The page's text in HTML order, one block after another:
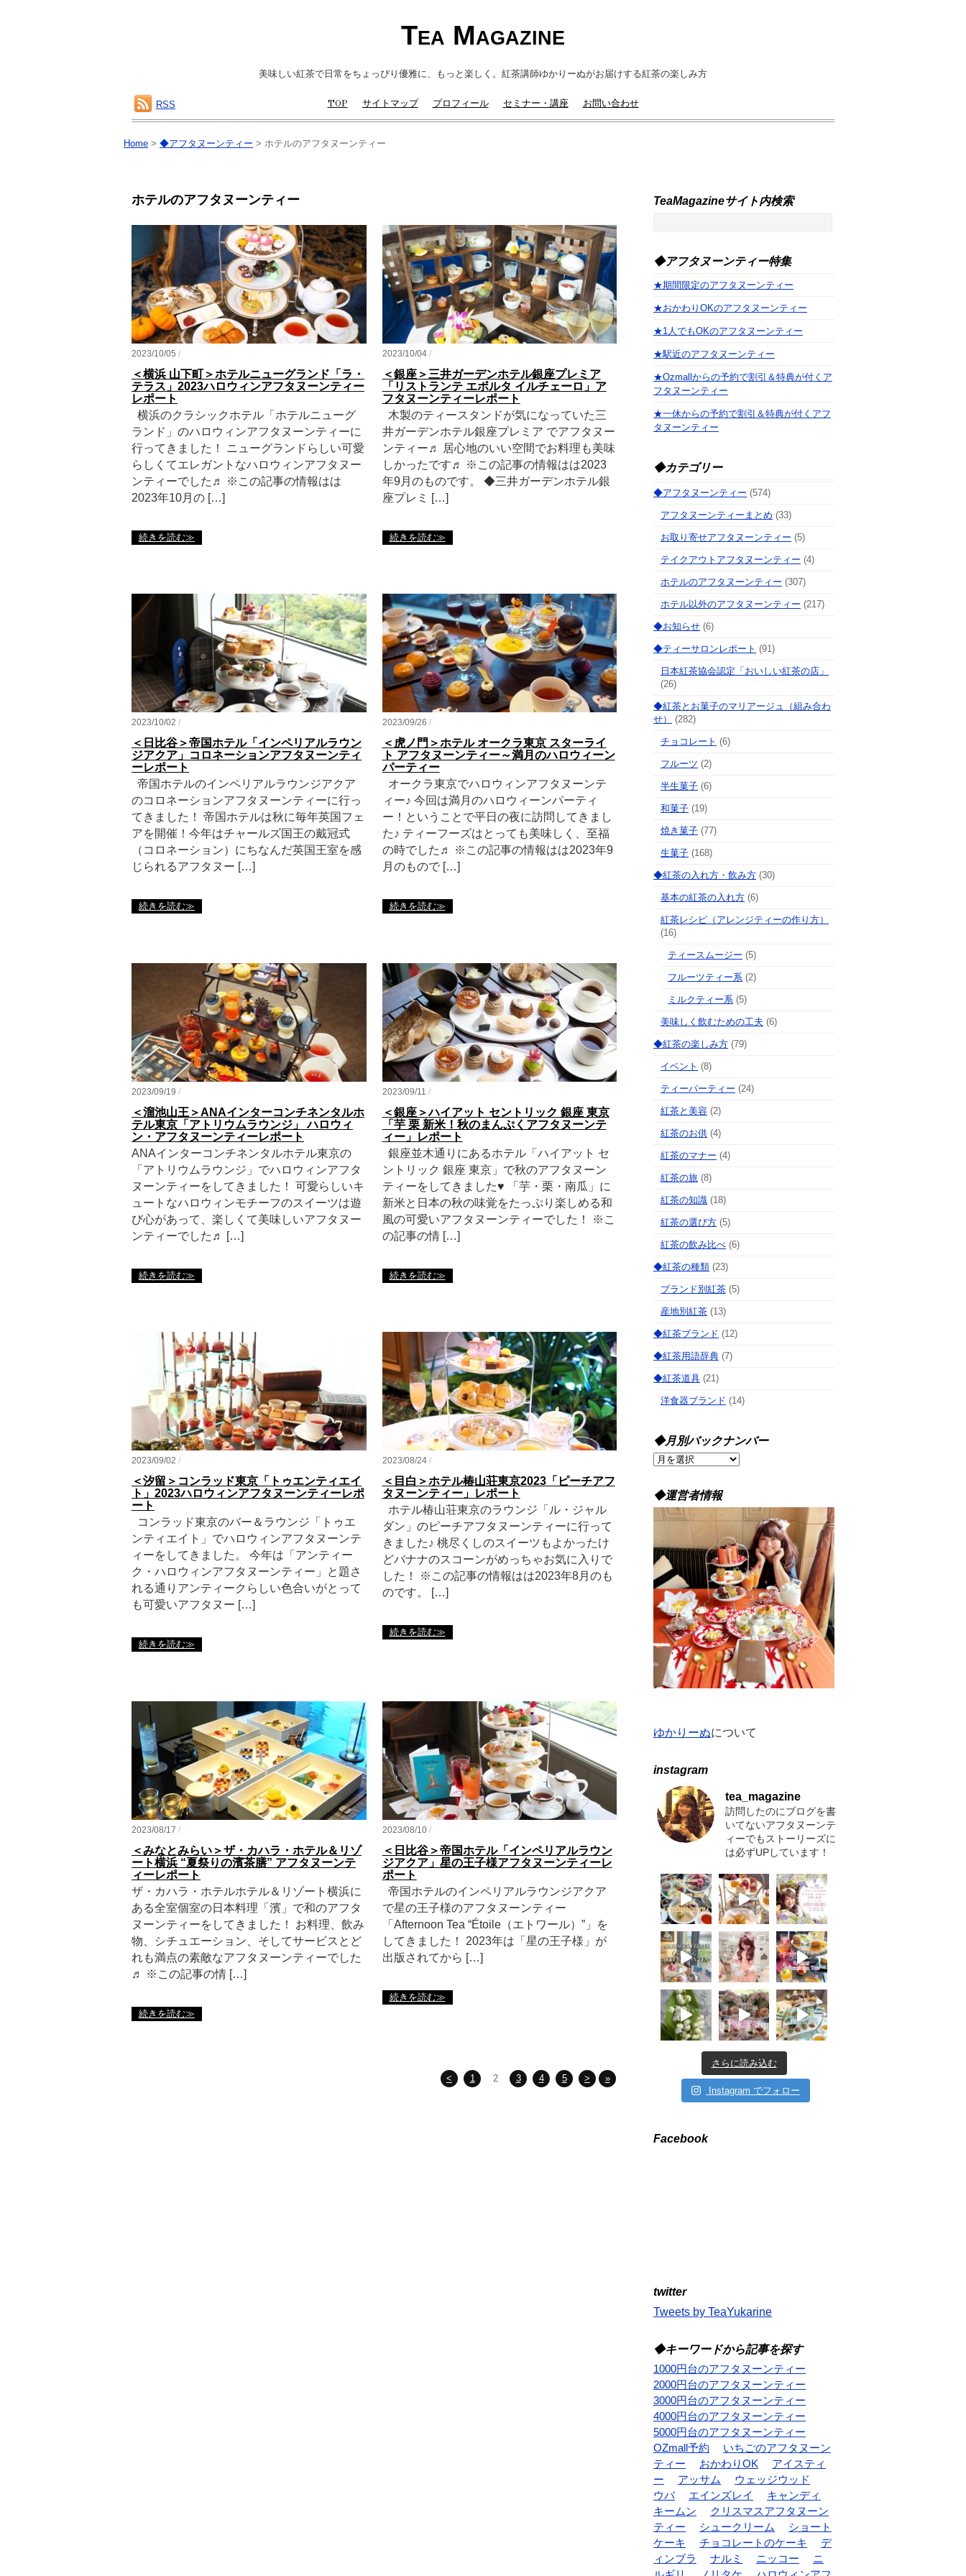
Tea Magazine
美味しい紅茶で日常をちょっぴり優雅に、もっと楽しく。紅茶講師ゆかりーぬがお届けする紅茶の楽しみ方
TOP サイトマップ プロフィール セミナー・講座 お問い合わせ
RSS
Home > ◆アフタヌーンティー > ホテルのアフタヌーンティー
ホテルのアフタヌーンティー
2023/10/05 /
＜横浜 山下町＞ホテルニューグランド「ラ・
テラス」2023ハロウィンアフタヌーンティー
レポート
横浜のクラシックホテル「ホテルニューグ
ランド」のハロウィンアフタヌーンティーに
行ってきました！ ニューグランドらしい可愛
らしくてエレガントなハロウィンアフタヌー
ンティーでした♬ ※この記事の情報はは
2023年10月の […]
続きを読む≫
2023/10/04 /
＜銀座＞三井ガーデンホテル銀座プレミア
「リストランテ エボルタ イルチェーロ」ア
フタヌーンティーレポート
木製のティースタンドが気になっていた三
井ガーデンホテル銀座プレミア でアフタヌー
ンティー♬ 居心地のいい空間でお料理も美味
しかったです♬ ※この記事の情報はは2023
年9月のものです。 ◆三井ガーデンホテル銀
座プレミ […]
続きを読む≫
2023/10/02 /
＜日比谷＞帝国ホテル「インペリアルラウン
ジアクア」コロネーションアフタヌーンティ
ーレポート
帝国ホテルのインペリアルラウンジアクア
のコロネーションアフタヌーンティーに行っ
てきました！ 帝国ホテルは秋に毎年英国フェ
アを開催！今年はチャールズ国王の戴冠式
（コロネーション）にちなんだ英国王室を感
じられるアフタヌー […]
続きを読む≫
2023/09/26 /
＜虎ノ門＞ホテル オークラ東京 スターライ
ト アフタヌーンティー～満月のハロウィーン
パーティー
オークラ東京でハロウィンアフタヌーンテ
ィー♪ 今回は満月のハロウィーンパーティ
ー！ということで平日の夜に訪問してきまし
た♪ ティーフーズはとっても美味しく、至福
の時でした♬ ※この記事の情報はは2023年9
月のもので […]
続きを読む≫
2023/09/19 /
＜溜池山王＞ANAインターコンチネンタルホ
テル東京「アトリウムラウンジ」 ハロウィ
ン・アフタヌーンティーレポート
ANAインターコンチネンタルホテル東京の
「アトリウムラウンジ」でハロウィンアフタ
ヌーンティーをしてきました！ 可愛らしいキ
ュートなハロウィンモチーフのスイーツは遊
び心があって、楽しくて美味しいアフタヌー
ンティーでした♬ […]
続きを読む≫
2023/09/11 /
＜銀座＞ハイアット セントリック 銀座 東京
「芋 栗 新米！秋のまんぷくアフタヌーンテ
ィー」レポート
銀座並木通りにあるホテル「ハイアット セ
ントリック 銀座 東京」で秋のアフタヌーン
ティーをしてきました♥ 「芋・栗・南瓜」に
新米と日本の秋の味覚をたっぷり楽しめる和
風の可愛いアフタヌーンティーでした！ ※こ
の記事の情 […]
続きを読む≫
2023/09/02 /
＜汐留＞コンラッド東京「トゥエンティエイ
ト」2023ハロウィンアフタヌーンティーレポ
ート
コンラッド東京のバー＆ラウンジ「トゥエ
ンティエイト」でハロウィンアフタヌーンテ
ィーをしてきました。 今年は「アンティー
ク・ハロウィンアフタヌーンティー」と題さ
れる通りアンティークらしい色合いがとって
も可愛いアフタヌー […]
続きを読む≫
2023/08/24 /
＜目白＞ホテル椿山荘東京2023「ピーチアフ
タヌーンティー」レポート
ホテル椿山荘東京のラウンジ「ル・ジャル
ダン」のピーチアフタヌーンティーに行って
きました♪ 桃尽くしのスイーツもよかったけ
どバナナのスコーンがめっちゃお気に入りで
した！ ※この記事の情報はは2023年8月のも
のです。 […]
続きを読む≫
2023/08/17 /
＜みなとみらい＞ザ・カハラ・ホテル＆リゾ
ート横浜 “夏祭りの濱茶膳” アフタヌーンテ
ィーレポート
ザ・カハラ・ホテルホテル＆リゾート横浜に
ある全室個室の日本料理「濱」で和のアフタ
ヌーンティーをしてきました！ お料理、飲み
物、シチュエーション、そしてサービスとど
れも満点の素敵なアフタヌーンティーでした
♬ ※この記事の情 […]
続きを読む≫
2023/08/10 /
＜日比谷＞帝国ホテル「インペリアルラウン
ジアクア」星の王子様アフタヌーンティーレ
ポート
帝国ホテルのインペリアルラウンジアクア
で星の王子様のアフタヌーンティー
「Afternoon Tea “Étoile（エトワール）”」を
してきました！ 2023年は「星の王子様」が
出版されてから […]
続きを読む≫
< 1 2 3 4 5 > »
TeaMagazineサイト内検索
◆アフタヌーンティー特集
★期間限定のアフタヌーンティー
★おかわりOKのアフタヌーンティー
★1人でもOKのアフタヌーンティー
★駅近のアフタヌーンティー
★Ozmallからの予約で割引＆特典が付くア
フタヌーンティー
★一休からの予約で割引＆特典が付くアフ
タヌーンティー
◆カテゴリー
◆アフタヌーンティー (574)
アフタヌーンティーまとめ (33)
お取り寄せアフタヌーンティー (5)
テイクアウトアフタヌーンティー (4)
ホテルのアフタヌーンティー (307)
ホテル以外のアフタヌーンティー (217)
◆お知らせ (6)
◆ティーサロンレポート (91)
日本紅茶協会認定「おいしい紅茶の店」
(26)
◆紅茶とお菓子のマリアージュ（組み合わ
せ）
(282)
チョコレート (6)
フルーツ (2)
半生菓子 (6)
和菓子 (19)
焼き菓子 (77)
生菓子 (168)
◆紅茶の入れ方・飲み方 (30)
基本の紅茶の入れ方 (6)
紅茶レシピ（アレンジティーの作り方）
(16)
ティースムージー (5)
フルーツティー系 (2)
ミルクティー系 (5)
美味しく飲むための工夫 (6)
◆紅茶の楽しみ方 (79)
イベント (8)
ティーパーティー (24)
紅茶と美容 (2)
紅茶のお供 (4)
紅茶のマナー (4)
紅茶の旅 (8)
紅茶の知識 (18)
紅茶の選び方 (5)
紅茶の飲み比べ (6)
◆紅茶の種類 (23)
ブランド別紅茶 (5)
産地別紅茶 (13)
◆紅茶ブランド (12)
◆紅茶用語辞典 (7)
◆紅茶道具 (21)
洋食器ブランド (14)
◆月別バックナンバー
◆
別
バ
ッ
ン
バ
ー
◆運営者情報
ゆかりーぬについて
instagram
tea_magazine
訪問したのにブログを書
いてないアフタヌーンテ
ィーでもストーリーズに
は必ずUPしています！
さらに読み込む
Instagram でフォロー
Facebook
twitter
Tweets by TeaYukarine
◆キーワードから記事を探す
1000円台のアフタヌーンティー
2000円台のアフタヌーンティー
3000円台のアフタヌーンティー
4000円台のアフタヌーンティー
5000円台のアフタヌーンティー
OZmall予約
いちごのアフタヌーン
ティー
おかわりOK
アイスティ
ー
アッサム
ウェッジウッド
ウバ
エインズレイ
キャンディ
キームン
クリスマスアフタヌーン
ティー
シュークリーム
ショート
ケーキ
チョコレートのケーキ
デ
ィンブラ
ナルミ ニッコー
ニ